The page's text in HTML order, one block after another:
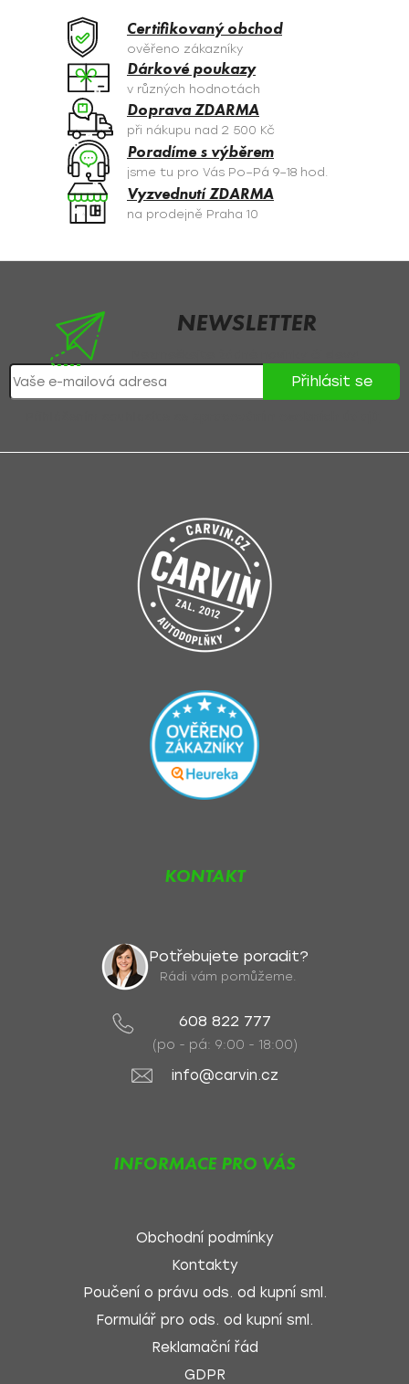
c
í
p
r
v
k
y
v
ý
p
s
Certifikovaný obchod
ověřeno zákazníky
Dárkové poukazy
v různých hodnotách
Doprava ZDARMA
při nákupu nad 2 500 Kč
Poradíme s výběrem
jsme tu pro Vás Po–Pá 9–18 hod.
Vyzvednutí ZDARMA
na prodejně Praha 10
NEWSLETTER
Přihlásit se
KONTAKT
Potřebujete poradit?
Rádi vám pomůžeme.
608 822 777
(po - pá: 9:00 - 18:00)
info@carvin.cz
INFORMACE PRO VÁS
Obchodní podmínky
Kontakty
Poučení o právu ods. od kupní sml.
Formulář pro ods. od kupní sml.
Reklamační řád
GDPR